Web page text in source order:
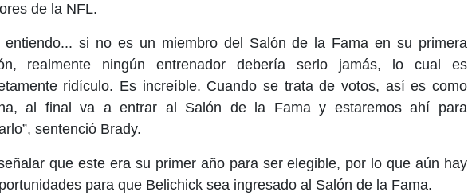
de la NFL.
entiendo... si no es un miembro del Salón de la Fama en su primera
realmente ningún entrenador debería serlo jamás, lo cual es
ridículo. Es increíble. Cuando se trata de votos, así es como
al final va a entrar al Salón de la Fama y estaremos ahí para
sentenció Brady.
que este era su primer año para ser elegible, por lo que aún hay
para que Belichick sea ingresado al Salón de la Fama.